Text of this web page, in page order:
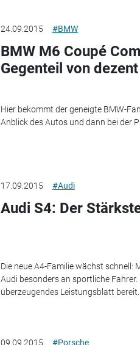
24.09.2015 #BMW
BMW M6 Coupé
Gegenteil von dezent
Hier bekommt der geneigte BMW-
Anblick des Autos und dann bei der
17.09.2015 #Audi
Audi S4: Der
Die neue A4-Familie wächst schnell:
Audi besonders an sportliche
überzeugendes Leistungsblatt bereit.
09.09.2015 #Porsche